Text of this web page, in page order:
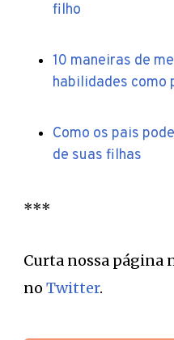
filho
10 maneiras de
habilidades como
Como os pais
de suas filhas
***
Curta nossa página
no Twitter.